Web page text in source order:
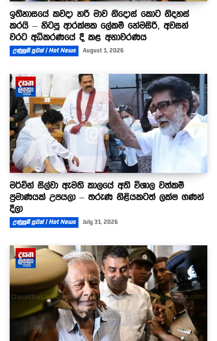
ඉතිහාසයේ කවදා හරි මාව නිදොස් කොට නිදහස්
කරයි – හිටපු ආරක්ෂක ලේකම් හේමසිරි, අවසන්
වරට අධිකරණයේ දී කළ අනාවරණය
උණුසුම් පුවත් | Hot News August 1, 2026
මර්වින් සිල්වා ඇමති කාලයේ අති විශාල වත්කම්
ප්‍රමාණයක් උපයලා – තරුණ නිළියකටත් ලක්ෂ ගණන්
දීලා
උණුසුම් පුවත් | Hot News July 31, 2026